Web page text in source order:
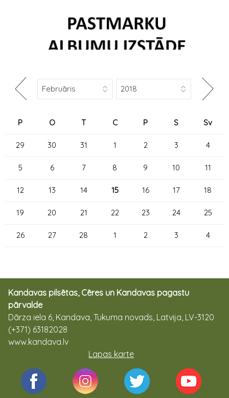
P O T C P S Sv
29 30 31 1 2 3 4
5 6 7 8 9 10 11
12 13 14 15 16 17 18
19 20 21 22 23 24 25
26 27 28 1 2 3 4
Kandavas pilsētas, Cēres un Kandavas pagastu
pārvalde
Dārza iela 6, Kandava, Tukuma novads, Latvija, LV-3120
(+371) 63182028
www.kandava.lv
Lapas karte